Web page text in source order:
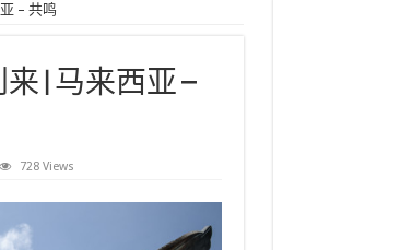
– 共鸣
来|马来西亚 –
728 Views